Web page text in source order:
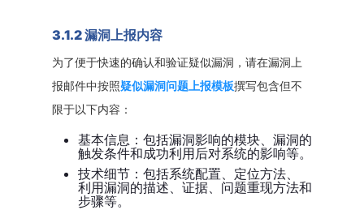
3.1.2 漏洞上报内容
为了便于快速的确认和验证疑似漏洞，请在漏洞上
报邮件中按照疑似漏洞问题上报模板撰写包含但不
限于以下内容：
基本信息：包括漏洞影响的模块、漏洞的
触发条件和成功利用后对系统的影响等。
技术细节：包括系统配置、定位方法、
利用漏洞的描述、证据、问题重现方法和
步骤等。